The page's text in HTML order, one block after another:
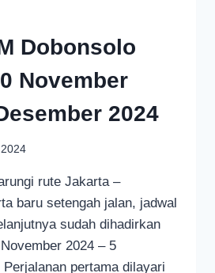
Dobonsolo
November
2024
rute Jakarta –
baru setengah jalan, jadwal
sudah dihadirkan
2024 – 5
pertama dilayari